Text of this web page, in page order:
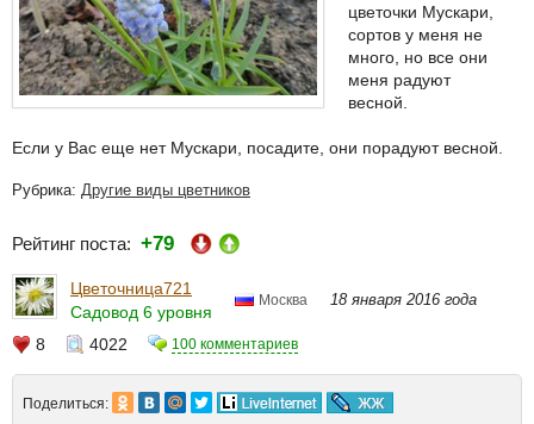
цветочки Мускари,
сортов у меня не
много, но все они
меня радуют
весной.
Если у Вас еще нет Мускари, посадите, они порадуют весной.
Рубрика: Другие виды цветников
Рейтинг поста: +79
Цветочница721
Садовод 6 уровня
Москва 18 января 2016 года
8 4022 100 комментариев
Поделиться: